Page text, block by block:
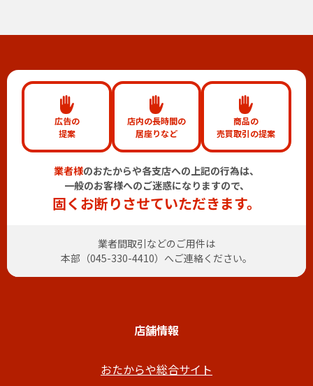
広告の
提案
店内の長時間の
居座りなど
商品の
売買取引の提案
業者様のおたからや各支店への上記の行為は、
一般のお客様へのご迷惑になりますので、
固くお断りさせていただきます。
業者間取引などのご用件は
本部（045-330-4410）へご連絡ください。
店舗情報
おたからや総合サイト